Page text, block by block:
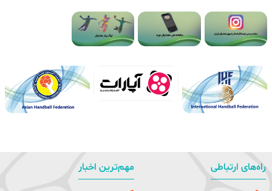
راه‌های ارتباطی مهم‌ترین اخبار